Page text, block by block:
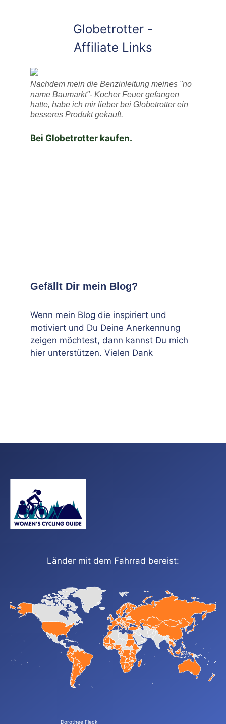
Globetrotter -
Affiliate Links
Nachdem mein die Benzinleitung meines "no
name Baumarkt"- Kocher Feuer gefangen
hatte, habe ich mir lieber bei Globetrotter ein
besseres Produkt gekauft.
Bei Globetrotter kaufen.
Gefällt Dir mein Blog?
Wenn mein Blog die inspiriert und
motiviert und Du Deine Anerkennung
zeigen möchtest, dann kannst Du mich
hier unterstützen. Vielen Dank
Länder mit dem Fahrrad bereist:
Dorothee Fleck